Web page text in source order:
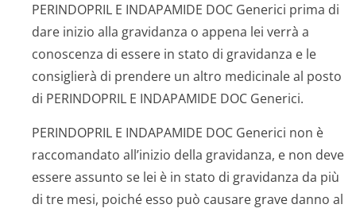
PERINDOPRIL E INDAPAMIDE DOC Generici prima di
dare inizio alla gravidanza o appena lei verrà a
conoscenza di essere in stato di gravidanza e le
consiglierà di prendere un altro medicinale al posto
di PERINDOPRIL E INDAPAMIDE DOC Generici.
PERINDOPRIL E INDAPAMIDE DOC Generici non è
raccomandato all’inizio della gravidanza, e non deve
essere assunto se lei è in stato di gravidanza da più
di tre mesi, poiché esso può causare grave danno al